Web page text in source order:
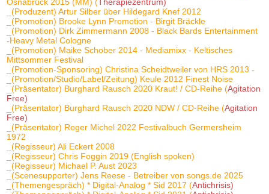
_(Produzent) Artur Silber über Hildegard Knef 2012
_(Promotion) Brooke Lynn Promotion - Birgit Bräckle
_(Promotion) Dirk Zimmermann 2008 - Black Bards Entertainment
-Heavy Metal Cologne
_(Promotion) Maike Schober 2014 - Mediamixx - Keltisches
Mittsommer Festival
_(Promotion-Sponsoring) Christina Scheidtweiler von HRS 2013 -
_(Promotion/Studio/Label/Zeitung) Keule 2012 Finest Noise
_(Präsentator) Burghard Rausch 2020 Kraut! / CD-Reihe (Agitation
Free)
_(Präsentator) Burghard Rausch 2020 NDW / CD-Reihe (Agitation
Free)
_(Präsentator) Roger Michel 2022 Festivalbuch Germersheim
1972
_(Regisseur) Ali Eckert 2008
_(Regisseur) Chris Foggin 2019 (English spoken)
_(Regisseur) Michael P. Aust 2023
_(Scenesupporter) Jens Reese - Betreiber von songs.de 2025
_(Themengespräch) * Digital-Analog * Sid 2017 (Antichrisis)